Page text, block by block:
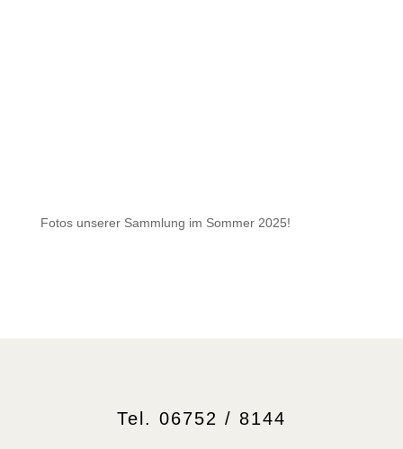
Fotos unserer Sammlung im Sommer 2025!
Tel. 06752 / 8144